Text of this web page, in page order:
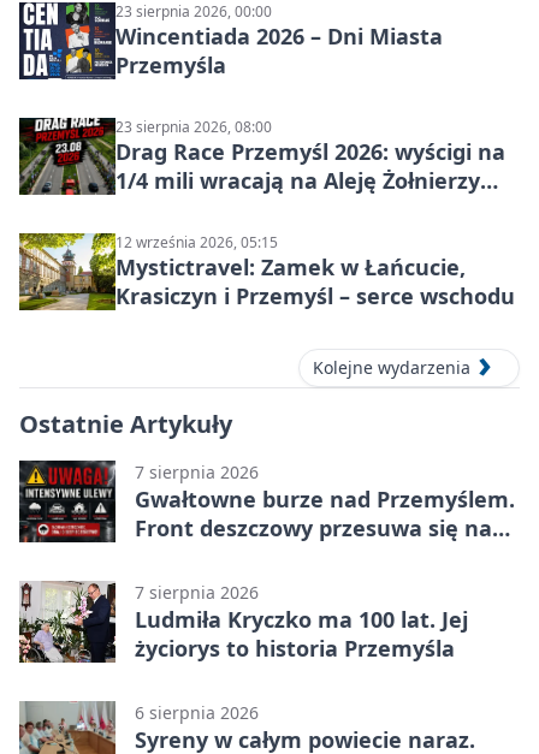
23 sierpnia 2026, 00:00
Wincentiada 2026 – Dni Miasta
Przemyśla
23 sierpnia 2026, 08:00
Drag Race Przemyśl 2026: wyścigi na
1/4 mili wracają na Aleję Żołnierzy
12 września 2026, 05:15
Mystictravel: Zamek w Łańcucie,
Krasiczyn i Przemyśl – serce wschodu
Kolejne wydarzenia
Ostatnie Artykuły
7 sierpnia 2026
Gwałtowne burze nad Przemyślem.
Front deszczowy przesuwa się na
7 sierpnia 2026
Ludmiła Kryczko ma 100 lat. Jej
życiorys to historia Przemyśla
6 sierpnia 2026
Syreny w całym powiecie naraz.